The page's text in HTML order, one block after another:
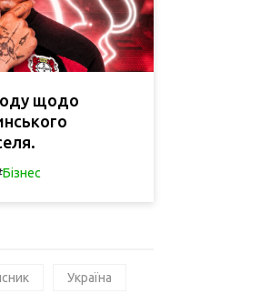
щодо
Бізнес
Україна